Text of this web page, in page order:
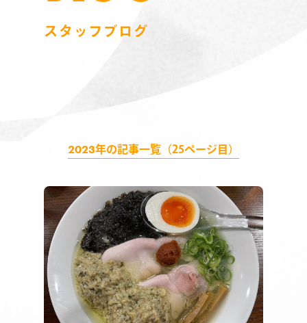
スタッフブログ
2023年の記事一覧（25ページ目）